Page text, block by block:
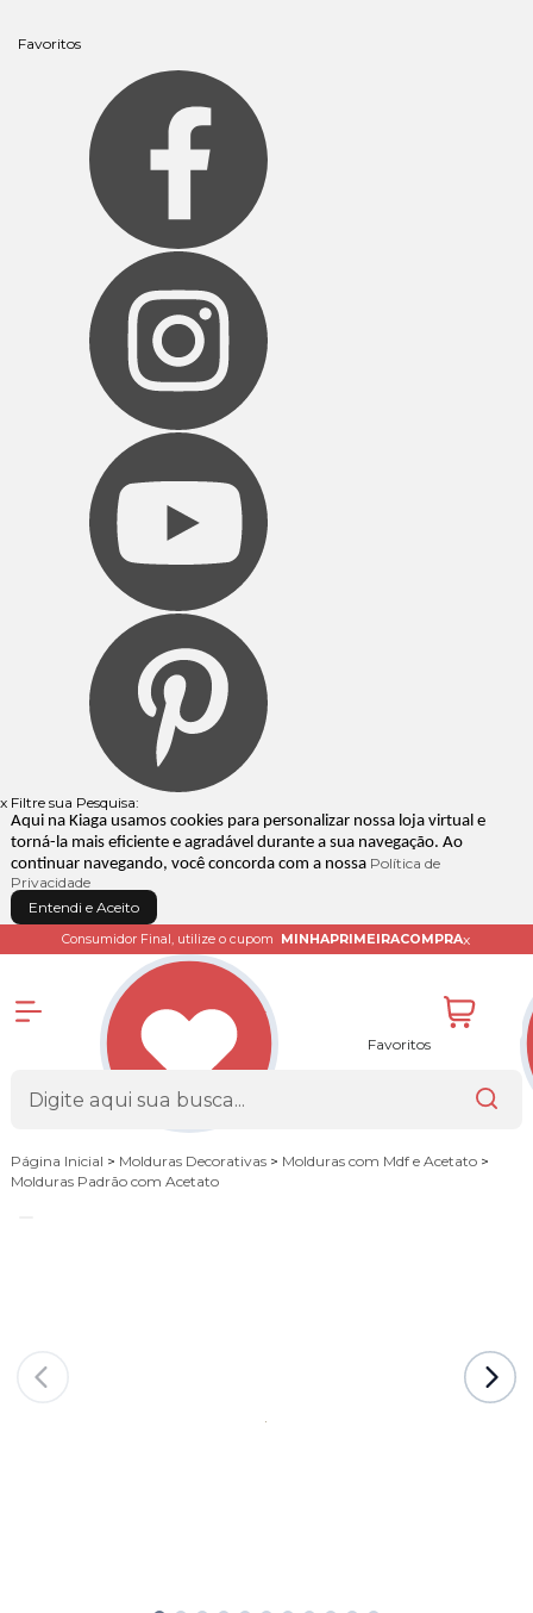
Favoritos
x Filtre sua Pesquisa:
Aqui na Kiaga usamos cookies para personalizar nossa loja virtual e
torná-la mais eficiente e agradável durante a sua navegação. Ao
continuar navegando, você concorda com a nossa Política de
Privacidade
Entendi e Aceito
Consumidor Final, utilize o cupom MINHAPRIMEIRACOMPRAx
Favoritos
Página Inicial > Molduras Decorativas > Molduras com Mdf e Acetato >
Molduras Padrão com Acetato